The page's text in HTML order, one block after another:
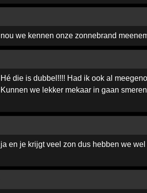
nou we kennen onze zonnebrand
Hé die is dubbel!!!! Had ik ook al
Kunnen we lekker mekaar in gaan smeren
ja en je krijgt veel zon dus hebben we